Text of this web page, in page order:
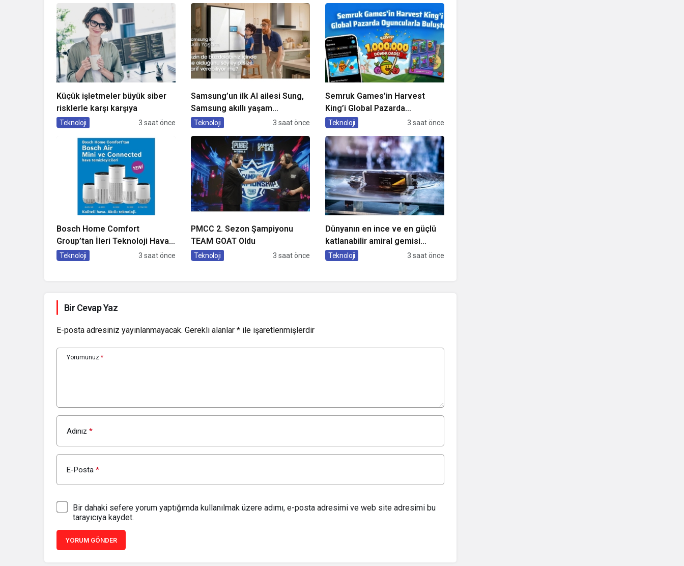
Küçük işletmeler büyük siber
risklerle karşı karşıya
Teknoloji 3 saat önce
Samsung’un ilk AI ailesi Sung,
Samsung akıllı yaşam
deneyimini ekranlara taşıyor
Teknoloji 3 saat önce
Semruk Games’in Harvest
King’i Global Pazarda
Oyuncularla Buluştu!
Teknoloji 3 saat önce
Bosch Home Comfort
Group’tan İleri Teknoloji Hava
Temizleme Cihazları
Teknoloji 3 saat önce
PMCC 2. Sezon Şampiyonu
TEAM GOAT Oldu
Teknoloji 3 saat önce
Dünyanın en ince ve en güçlü
katlanabilir amiral gemisi
HONOR Magic V6 Türkiye’de
Teknoloji 3 saat önce
Bir Cevap Yaz
E-posta adresiniz yayınlanmayacak. Gerekli alanlar * ile işaretlenmişlerdir
Yorumunuz *
Adınız *
E-Posta *
Bir dahaki sefere yorum yaptığımda kullanılmak üzere adımı, e-posta adresimi ve web site adresimi bu
tarayıcıya kaydet.
YORUM GÖNDER